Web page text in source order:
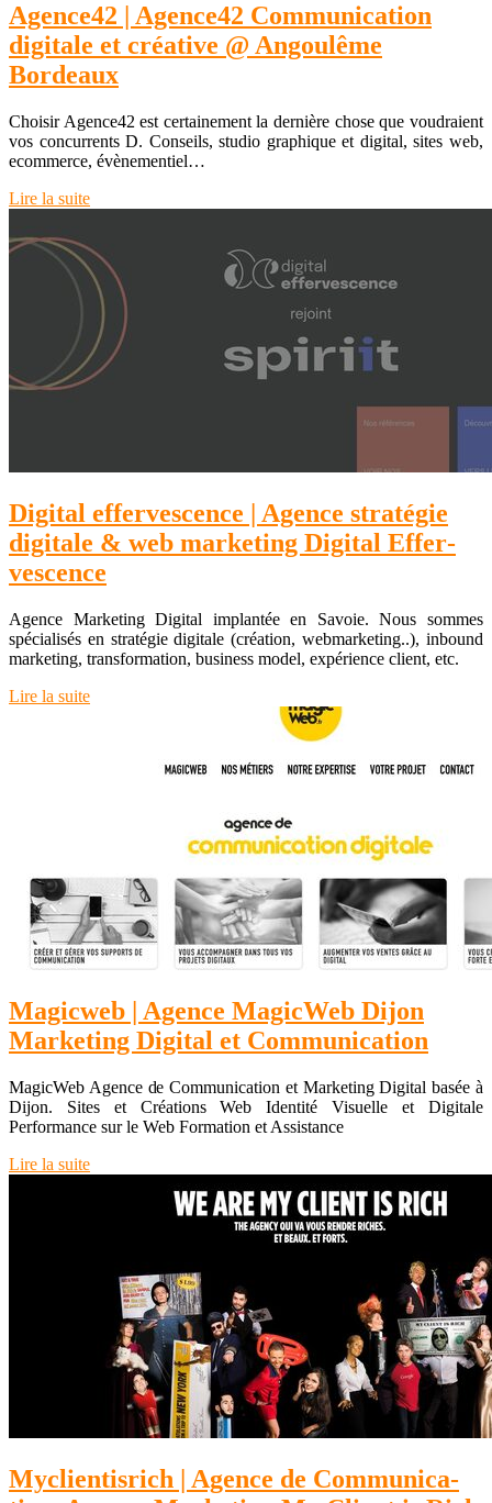
Agence42 | Agence42 Com­munica­tion
digitale et créative @ Angoulême
Bordeaux
Choisir Agence42 est certainement la dernière chose que voudraient
vos concurrents D. Conseils, studio graphique et digital, sites web,
ecommerce, évènementiel…
Lire la suite
Digital effer­vescen­ce | Agence stratégie
digitale & web marketing Digital Effer­
vescen­ce
Agence Marketing Digital implantée en Savoie. Nous sommes
spécialisés en stratégie digitale (création, webmarketing..), inbound
marketing, transformation, business model, expérience client, etc.
Lire la suite
Magicweb | Agence MagicWeb Dijon
Marketing Digital et Com­munica­tion
MagicWeb Agence de Communication et Marketing Digital basée à
Dijon. Sites et Créations Web Identité Visuelle et Digitale
Performance sur le Web Formation et Assistance
Lire la suite
Myclien­tis­rich | Agence de Com­munica­